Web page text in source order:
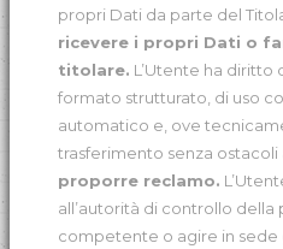
propri Dati da parte del
ricevere i propri Dati o
titolare. L’Utente ha diritto
formato strutturato, di uso
automatico e, ove
trasferimento senza ostacoli
proporre reclamo.
all’autorità di controllo
competente o agire in sede